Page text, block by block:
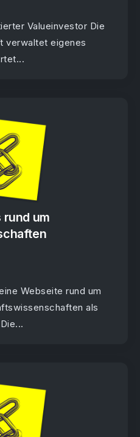
Valueinvestor Die
verwaltet eigenes
rund um
Webseite rund um
als